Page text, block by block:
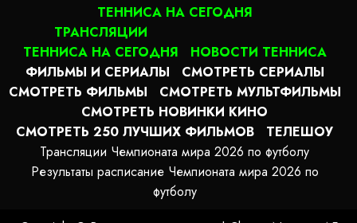
ТЕННИСА НА СЕГОДНЯ
ТРАНСЛЯЦИИ
ТЕННИСА НА СЕГОДНЯ
НОВОСТИ ТЕННИСА
ФИЛЬМЫ И СЕРИАЛЫ
СМОТРЕТЬ СЕРИАЛЫ
СМОТРЕТЬ ФИЛЬМЫ
СМОТРЕТЬ МУЛЬТФИЛЬМЫ
СМОТРЕТЬ НОВИНКИ КИНО
СМОТРЕТЬ 250 ЛУЧШИХ ФИЛЬМОВ
ТЕЛЕШОУ
Трансляции Чемпионата мира 2026 по футболу
Результаты расписание Чемпионата мира 2026 по
футболу